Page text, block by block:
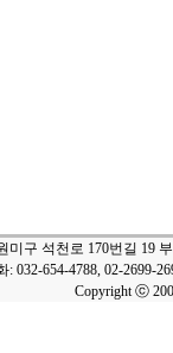
미구 석천로 170번길 19
: 032-654-4788, 02-2699-
Copyright ⓒ